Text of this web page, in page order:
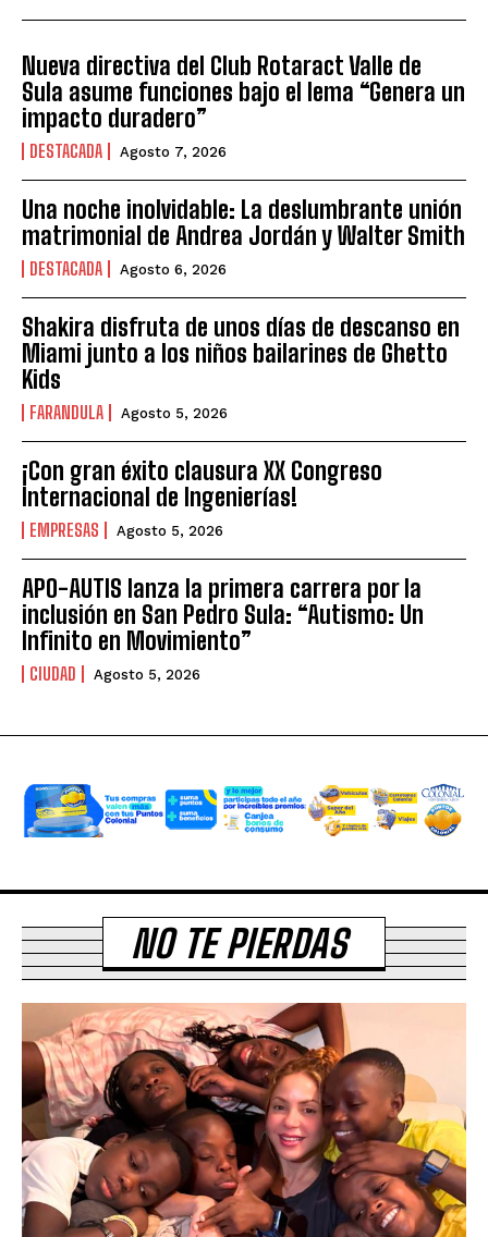
Nueva directiva del Club Rotaract Valle de
Sula asume funciones bajo el lema “Genera un
impacto duradero”
DESTACADA Agosto 7, 2026
Una noche inolvidable: La deslumbrante unión
matrimonial de Andrea Jordán y Walter Smith
DESTACADA Agosto 6, 2026
Shakira disfruta de unos días de descanso en
Miami junto a los niños bailarines de Ghetto
Kids
FARANDULA Agosto 5, 2026
¡Con gran éxito clausura XX Congreso
Internacional de Ingenierías!
EMPRESAS Agosto 5, 2026
APO-AUTIS lanza la primera carrera por la
inclusión en San Pedro Sula: “Autismo: Un
Infinito en Movimiento”
CIUDAD Agosto 5, 2026
NO TE PIERDAS